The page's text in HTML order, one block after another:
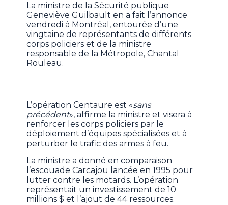
La ministre de la Sécurité publique
Geneviève Guilbault en a fait l’annonce
vendredi à Montréal, entourée d’une
vingtaine de représentants de différents
corps policiers et de la ministre
responsable de la Métropole, Chantal
Rouleau.
L’opération Centaure est «sans
précédent», affirme la ministre et visera à
renforcer les corps policiers par le
déploiement d’équipes spécialisées et à
perturber le trafic des armes à feu.
La ministre a donné en comparaison
l’escouade Carcajou lancée en 1995 pour
lutter contre les motards. L’opération
représentait un investissement de 10
millions $ et l’ajout de 44 ressources.